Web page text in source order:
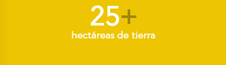
25+
hectáreas de tierra